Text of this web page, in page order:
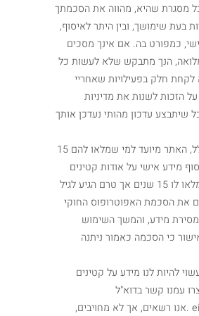
מסגרת שהיא, מהווה את הסכמתך
בעת שימושך, ובין היתר לאיסוף,
כמפורט בה. אם אינך מסכים
הנך מתבקש שלא לעשות כל
חלק בפעילויות שאחריי
הזכות לשנות את מדיניות
שיתבצע עדכון מהותי נעדכן אותך
ככלל, האתר מיועד למי שמלאו להם 15
מידע אישי על אודות קטינים
מתחת לגיל זה. מי שמלאו לו 15 שנים אך טרם הגיע לגיל
את הסכמת האפוטרופוס החוקי
מידע, והמשך השימוש
כי הסכמה כאמור ניתנה
להיות לנו מידע על קטינים
15, אנא צרו עמנו קשר בדוא"ל
einav.f@aharai.org.il .אנו רשאים, אך לא מחויבים,